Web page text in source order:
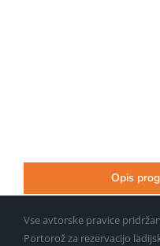
Opis
Vse avtorske pravice
Portorož za rezervacijo